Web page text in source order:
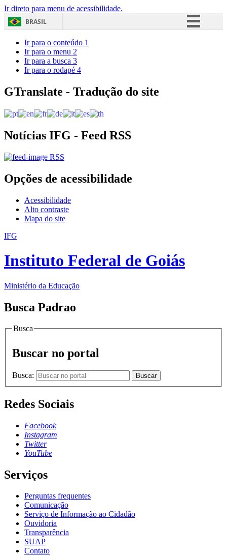
Ir direto para menu de acessibilidade.
BRASIL
Acesso à informação
Ir para o conteúdo 1
Ir para o menu 2
Ir para a busca 3
Ir para o rodapé 4
GTranslate - Tradução do site
Notícias IFG - Feed RSS
RSS
Opções de acessibilidade
Acessibilidade
Alto contraste
Mapa do site
IFG
Instituto Federal de Goiás
Ministério da Educação
Busca Padrao
Busca
Buscar no portal
Busca: Buscar
Redes Sociais
Facebook
Instagram
Twitter
YouTube
Serviços
Perguntas frequentes
Comunicação
Serviço de Informação ao Cidadão
Ouvidoria
Transparência
SUAP
Contato